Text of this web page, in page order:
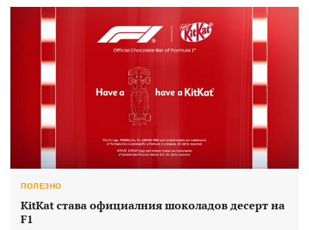
ПОЛЕЗНО
KitKat става официалния шоколадов десерт на
F1